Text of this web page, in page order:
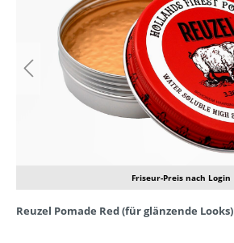
Friseur-Preis nach Login
Reuzel Pomade Red (für glänzende Looks)